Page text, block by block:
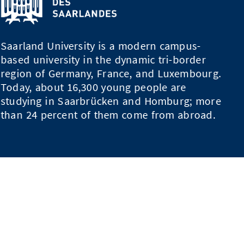
Saarland University is a modern campus-
based university in the dynamic tri-border
region of Germany, France, and Luxembourg.
Today, about 16,300 young people are
studying in Saarbrücken and Homburg; more
than 24 percent of them come from abroad.